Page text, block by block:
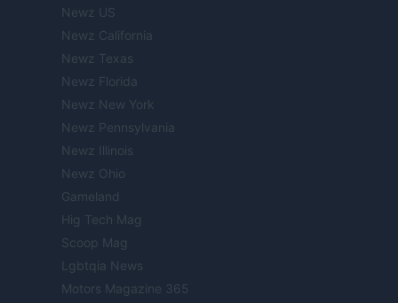
Newz US
Newz California
Newz Texas
Newz Florida
Newz New York
Newz Pennsylvania
Newz Illinois
Newz Ohio
Gameland
Hig Tech Mag
Scoop Mag
Lgbtqia News
Motors Magazine 365